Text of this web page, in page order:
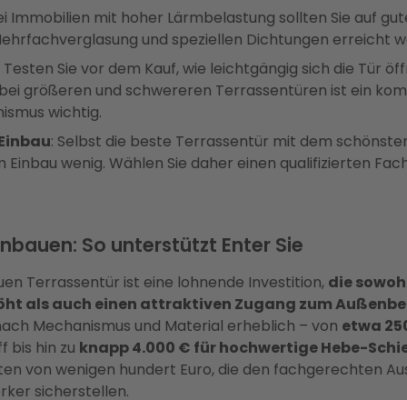
Immobilien mit hoher Lärmbelastung sollten Sie auf
und speziellen Dichtungen erreicht
Testen Sie vor dem Kauf, wie leichtgängig sich die Tür
größeren und schwereren Terrassentüren ist ein
wichtig.
: Selbst die beste Terrassentür mit dem
wenig. Wählen Sie daher einen qualifizierten
So unterstützt Enter Sie
Terrassentür ist eine lohnende Investition, die
als auch einen attraktiven Zugang zum
Mechanismus und Material erheblich – von etwa
bis hin zu knapp 4.000 € für hochwertige Hebe-
von wenigen hundert Euro, die den fachgerechten
sicherstellen.